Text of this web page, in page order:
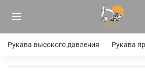
Рукава высокого давления Рукава